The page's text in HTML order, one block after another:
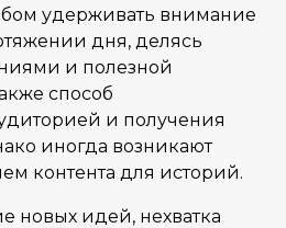
удерживать внимание
дня, делясь
и полезной
способ
и получения
иногда возникают
контента для историй.
новых идей, нехватка